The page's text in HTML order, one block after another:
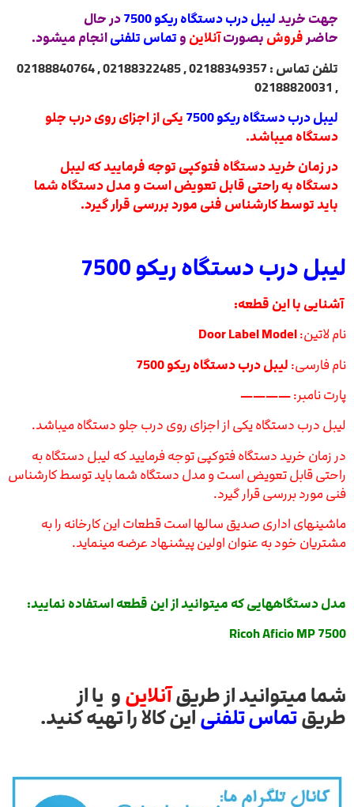
جهت خریدلیبل درب دستگاه ریکو 7500
در حال
حاضرفروش بصورتآنلاین و تماس تلفنیانجام میشود.
تلفن تماس : 02188349357 , 02188322485 , 02188840764
, 02188820031
لیبل درب دستگاه ریکو 7500
یکی از اجزای روی درب جلو
دستگاه میباشد.
در زمان خرید دستگاه فتوکپی توجه فرمایید که لیبل
دستگاه به راحتی قابل تعویض است و مدل دستگاه شما
باید توسط کارشناس فنی مورد بررسی قرار گیرد.
لیبل درب دستگاه ریکو 7500
آشنایی با این قطعه:
نام لاتین:
نام فارسی: لیبل درب دستگاه ریکو 7500
پارت نامبر:————
لیبل درب دستگاه یکی از اجزای روی درب جلو دستگاه میباشد.
در زمان خرید دستگاه فتوکپی توجه فرمایید که لیبل دستگاه به
راحتی قابل تعویض است و مدل دستگاه شما باید توسط کارشناس
فنی مورد بررسی قرار گیرد.
ماشینهای اداری صدیق سالها است قطعات این کارخانه را به
مشتریان خود به عنوان اولین پیشنهاد عرضه مینماید.
مدل دستگاههایی که میتوانید از این قطعه استفاده نمایید:
Ricoh Aficio MP 7500
شما میتوانید از طریقآنلاینو یا از
طریقتماس تلفنیاین کالا را تهیه کنید.